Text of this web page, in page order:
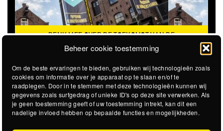
Beheer cookie toestemming
Om de beste ervaringen te bieden, gebruiken wij technologieën zoals
cookies om informatie over je apparaat op te slaan en/of te
raadplegen. Door in te stemmen met deze technologieën kunnen wij
gegevens zoals surfgedrag of unieke ID's op deze site verwerken. Als
je geen toestemming geeft of uw toestemming intrekt, kan dit een
nadelige invloed hebben op bepaalde functies en mogelijkheden.
DENK MEE OVER DE TOEKOMST VAN DE
KROEPOEKFABRIEK